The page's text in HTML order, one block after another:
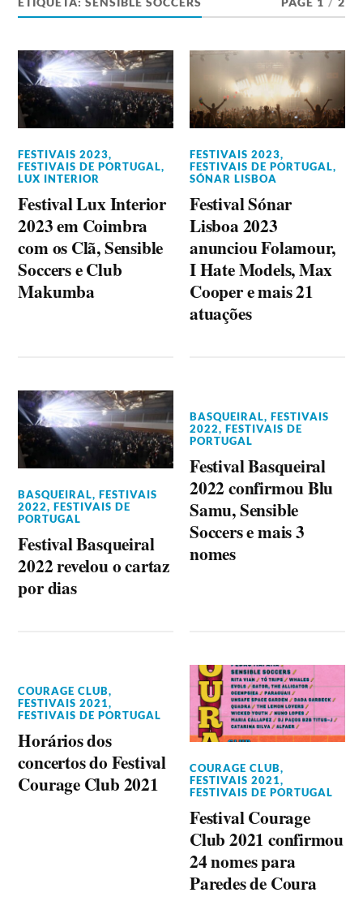
FESTIVAIS 2023,
FESTIVAIS DE PORTUGAL,
LUX INTERIOR
Festival Lux Interior
2023 em Coimbra
com os Clã, Sensible
Soccers e Club
Makumba
FESTIVAIS 2023,
FESTIVAIS DE PORTUGAL,
SÓNAR LISBOA
Festival Sónar
Lisboa 2023
anunciou Folamour,
I Hate Models, Max
Cooper e mais 21
atuações
BASQUEIRAL,FESTIVAIS
2022,FESTIVAIS DE
PORTUGAL
Festival Basqueiral
2022 revelou o cartaz
por dias
BASQUEIRAL,FESTIVAIS
2022,FESTIVAIS DE
PORTUGAL
Festival Basqueiral
2022 confirmou Blu
Samu, Sensible
Soccers e mais 3
nomes
COURAGE CLUB,
FESTIVAIS 2021,
FESTIVAIS DE PORTUGAL
Horários dos
concertos do Festival
Courage Club 2021
COURAGE CLUB,
FESTIVAIS 2021,
FESTIVAIS DE PORTUGAL
Festival Courage
Club 2021 confirmou
24 nomes para
Paredes de Coura